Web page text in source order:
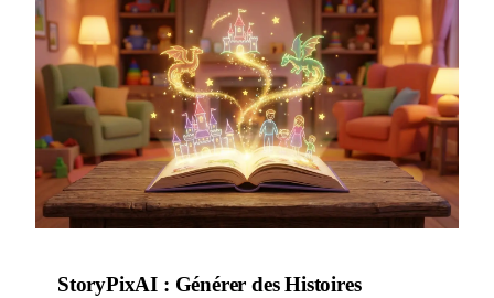
StoryPixAI : Générer des Histoires